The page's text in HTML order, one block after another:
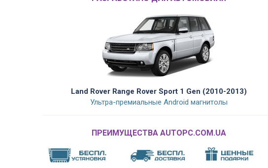
Land Rover Range Rover Sport 1 Gen (2010-2013)
Ультра-премиальные Android магнитолы
ПРЕИМУЩЕСТВА AUTOPC.COM.UA